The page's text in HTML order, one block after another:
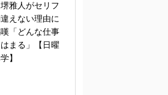
雅人がセリフ
えない理由に
「どんな仕事
まる」【日曜
】